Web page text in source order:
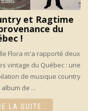
et Ragtime
du
!
Flora m'a rapporté deux
vintage du Québec : une
de musique country
de ...
LA SUITE…